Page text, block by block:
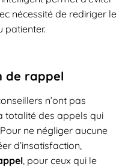
nécessité de rediriger le
patienter.
de rappel
n’ont pas
totalité des appels qui
ne négliger aucune
d’insatisfaction,
, pour ceux qui le